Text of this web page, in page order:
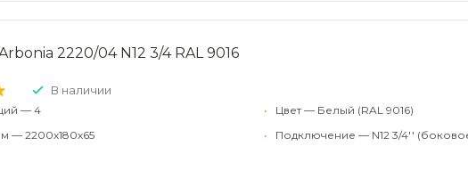
2220/04 N12 3/4 RAL 9016
В наличии
— 4
— 2200x180x65
•
Цвет — Белый (RAL 9016)
•
Подключение — N12 3/4''